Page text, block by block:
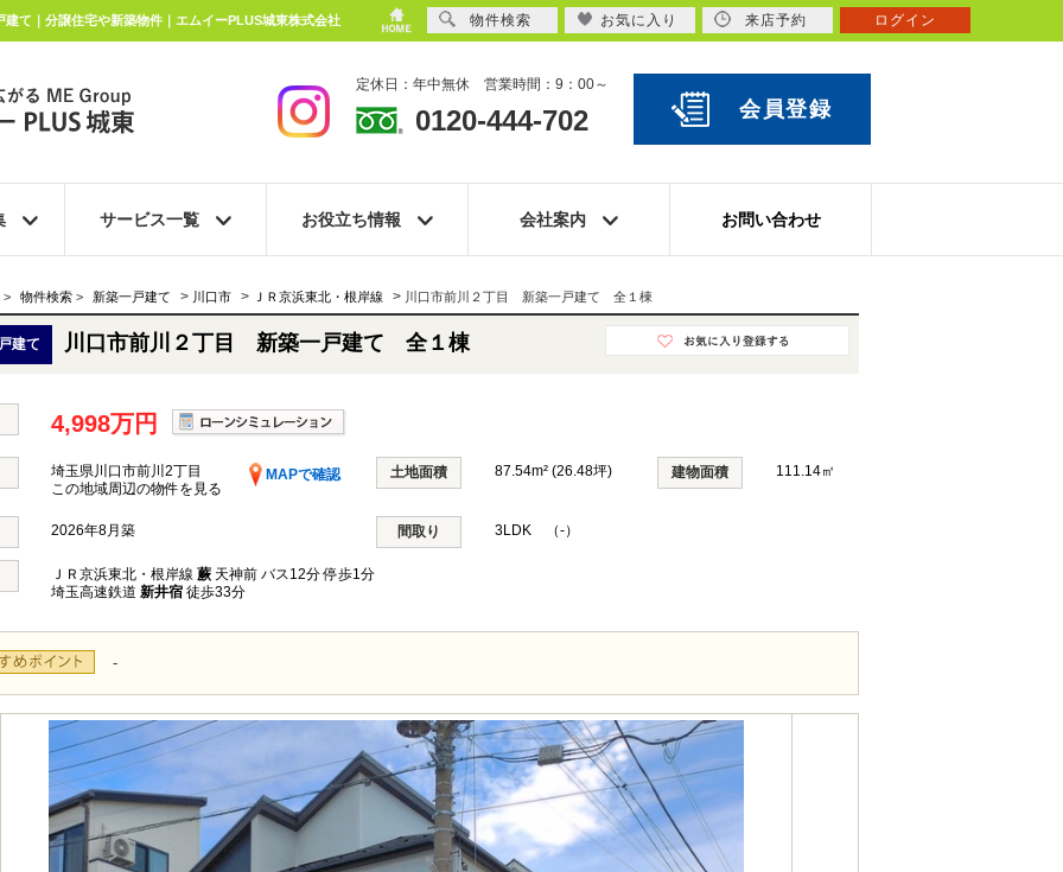
て｜分譲住宅や新築物件｜エムイーPLUS城東株式会社
定休日：年中無休 営業時間：9：00～
0120-444-702 会員登録
サービス一覧 お役立ち情報 会社案内 お問い合わせ
> 物件検索 > 新築一戸建て > 川口市 > ＪＲ京浜東北・根岸線 > 川口市前川２丁目 新築一戸建て 全１棟
建て 川口市前川２丁目 新築一戸建て 全１棟
4,998万円
埼玉県川口市前川2丁目
MAPで確認
この地域周辺の物件を見る
土地面積 87.54m² (26.48坪) 建物面積 111.14㎡
2026年8月築 間取り 3LDK （-）
ＪＲ京浜東北・根岸線 蕨 天神前 バス12分 停歩1分
埼玉高速鉄道 新井宿 徒歩33分
-
物件検索 お気に入り 来店予約 ログイン